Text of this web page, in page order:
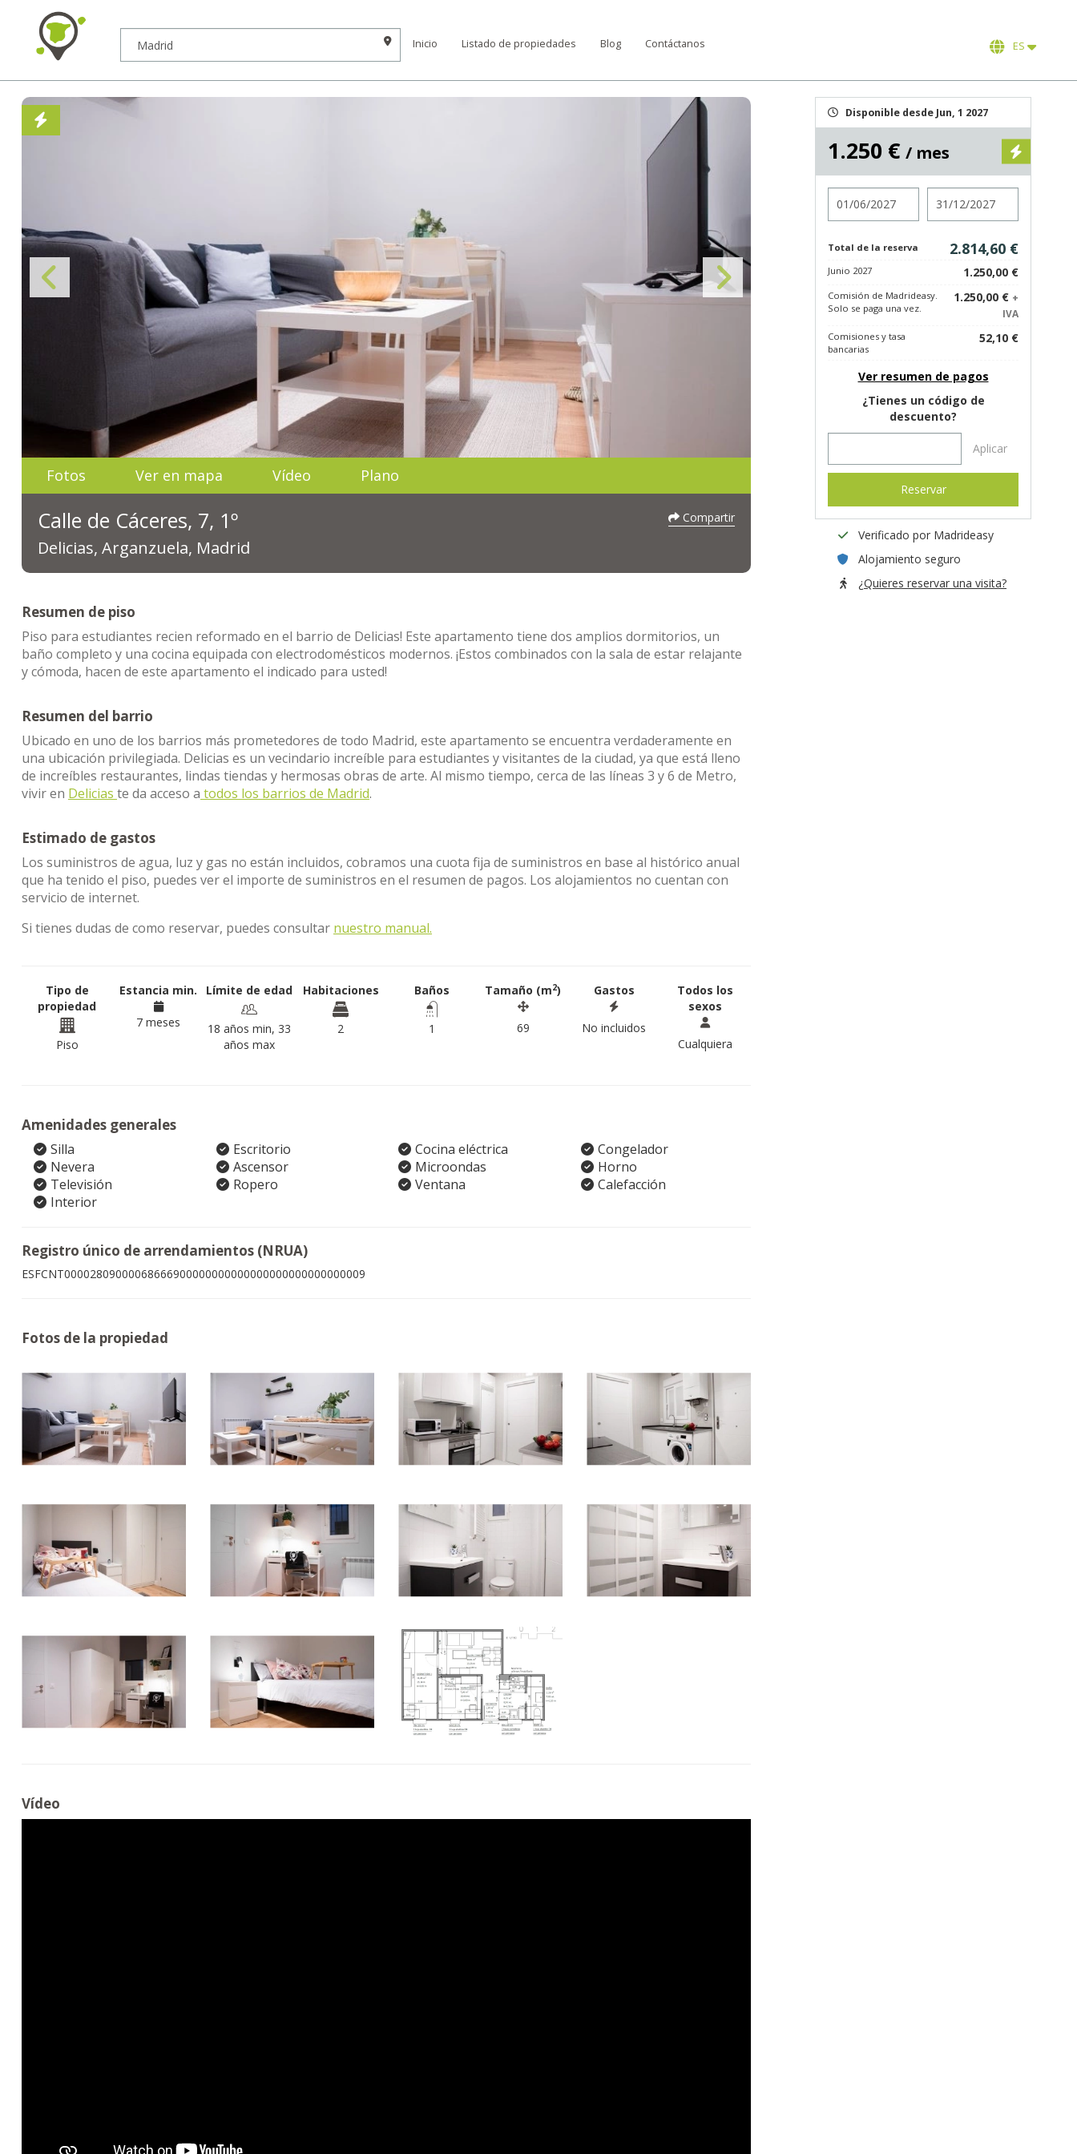
Inicio Listado de propiedades Blog Contáctanos ES
Fotos Ver en mapa Vídeo Plano
Calle de Cáceres, 7, 1º
Delicias, Arganzuela, Madrid
Compartir
Resumen de piso
Piso para estudiantes recien reformado en el barrio de Delicias! Este apartamento tiene dos amplios dormitorios, un
baño completo y una cocina equipada con electrodomésticos modernos. ¡Estos combinados con la sala de estar relajante
y cómoda, hacen de este apartamento el indicado para usted!
Resumen del barrio
Ubicado en uno de los barrios más prometedores de todo Madrid, este apartamento se encuentra verdaderamente en
una ubicación privilegiada. Delicias es un vecindario increíble para estudiantes y visitantes de la ciudad, ya que está lleno
de increíbles restaurantes, lindas tiendas y hermosas obras de arte. Al mismo tiempo, cerca de las líneas 3 y 6 de Metro,
vivir en Delicias te da acceso a todos los barrios de Madrid.
Estimado de gastos
Los suministros de agua, luz y gas no están incluidos, cobramos una cuota fija de suministros en base al histórico anual
que ha tenido el piso, puedes ver el importe de suministros en el resumen de pagos. Los alojamientos no cuentan con
servicio de internet.
Si tienes dudas de como reservar, puedes consultar nuestro manual.
Tipo de
propiedad
Piso
Estancia min.
7 meses
Límite de edad
18 años min, 33
años max
Habitaciones
2
Baños
1
Tamaño (m2)
69
Gastos
No incluidos
Todos los
sexos
Cualquiera
Amenidades generales
Silla Escritorio Cocina eléctrica
Congelador
Nevera
Ascensor Microondas
Horno
Televisión
Ropero Ventana
Calefacción
Interior
Registro único de arrendamientos (NRUA)
ESFCNT00002809000068666900000000000000000000000000009
Fotos de la propiedad
Vídeo
Disponible desde Jun, 1 2027
1.250 € / mes
Total de la reserva 2.814,60 €
Junio 2027 1.250,00 €
Comisión de Madrideasy.
Solo se paga una vez.
1.250,00 € +
IVA
Comisiones y tasa
bancarias
52,10 €
Ver resumen de pagos
¿Tienes un código de
descuento?
Aplicar
Reservar
Verificado por Madrideasy
Alojamiento seguro
¿Quieres reservar una visita?